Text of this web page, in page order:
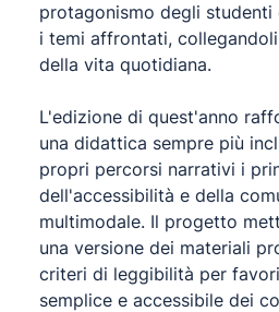
protagonismo degli
i temi affrontati,
della vita quotidiana.
L'edizione di quest'anno
una didattica sempre più
propri percorsi narrativi i
dell'accessibilità e della
multimodale. Il progetto
una versione dei materiali
criteri di leggibilità per
semplice e accessibile dei